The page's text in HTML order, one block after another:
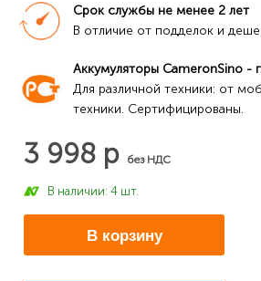
Срок службы не менее 2 лет
В отличие от подделок и
Аккумуляторы CameronSino -
Для различной техники: от
техники. Сертифицированы.
3 998 р без НДС
В наличии: 4 шт.
В корзину